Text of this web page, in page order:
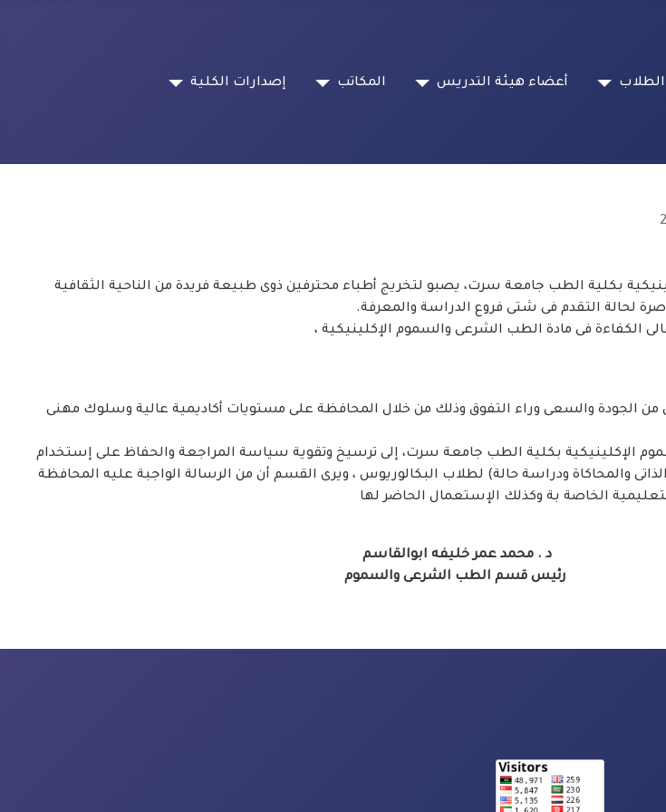
الطلاب أعضاء هيئة التدريس المكاتب إصدارات الكلية
بكلية الطب جامعة سرت، يصبو لتخريج أطباء محترفين ذوى طبيعة فريدة من الناحية الثقافية
لحالة التقدم فى شتى فروع الدراسة والمعرفة.
الكفاءة فى مادة الطب الشرعى والسموم الإكلينيكية ،
الجودة والسعى وراء التفوق وذلك من خلال المحافظة على مستويات أكاديمية عالية وسلوك مهنى
الإكلينيكية بكلية الطب جامعة سرت، إلى ترسيخ وتقوية سياسة المراجعة والحفاظ على إستخدام
والمحاكاة ودراسة حالة) لطلاب البكالوريوس ، ويرى القسم أن من الرسالة الواجبة عليه المحافظة
الخاصة بة وكذلك الإستعمال الحاضر لها
د . محمد عمر خليفه ابوالقاسم
رئيس قسم الطب الشرعى والسموم